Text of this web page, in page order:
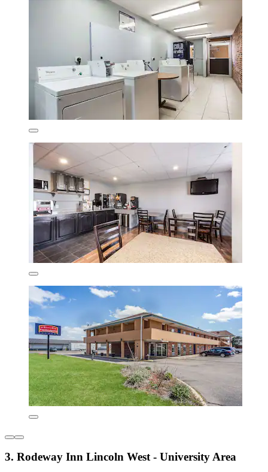
3. Rodeway Inn Lincoln West - University Area